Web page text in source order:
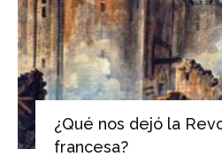
¿Qué nos dejó la
francesa?